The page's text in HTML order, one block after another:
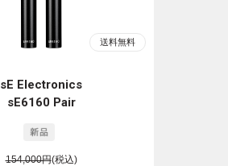
sE Electronics
sE6160 Pair
154,000円(税込)